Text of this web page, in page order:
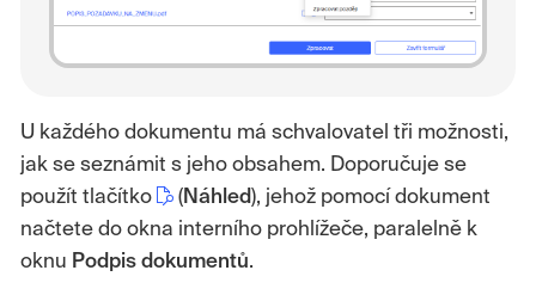
U každého dokumentu má schvalovatel tři možnosti,
jak se seznámit s jeho obsahem. Doporučuje se
použít tlačítko
( Náhled), jehož pomocí dokument
načtete do okna interního prohlížeče, paralelně k
oknu Podpis dokumentů.